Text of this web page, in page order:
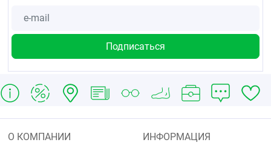
О КОМПАНИИ
ИНФОРМАЦИЯ